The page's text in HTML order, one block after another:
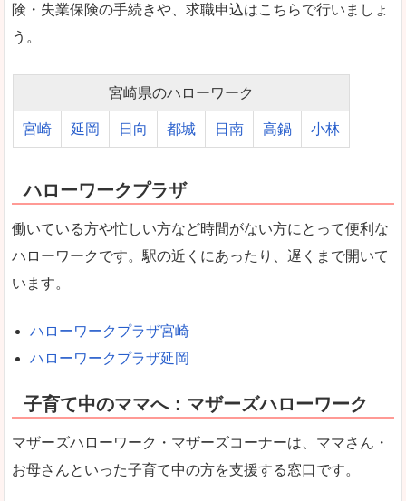
険・失業保険の手続きや、求職申込はこちらで行いましょ
う。
宮崎県のハローワーク
宮崎 延岡 日向 都城 日南 高鍋 小林
ハローワークプラザ
働いている方や忙しい方など時間がない方にとって便利な
ハローワークです。駅の近くにあったり、遅くまで開いて
います。
ハローワークプラザ宮崎
ハローワークプラザ延岡
子育て中のママへ：マザーズハローワーク
マザーズハローワーク・マザーズコーナーは、ママさん・
お母さんといった子育て中の方を支援する窓口です。